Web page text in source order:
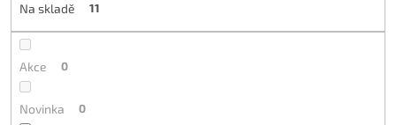
ů
Na skladě 11
Akce 0
Novinka 0